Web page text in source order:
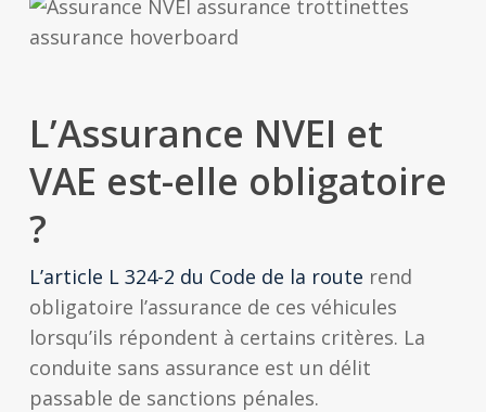
L’Assurance NVEI et
VAE est-elle obligatoire
?
L’article L 324-2 du Code de la route rend
obligatoire l’assurance de ces véhicules
lorsqu’ils répondent à certains critères. La
conduite sans assurance est un délit
passable de sanctions pénales.